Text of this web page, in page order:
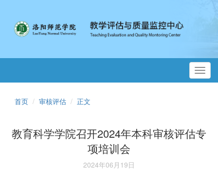
首页 审核评估 正文
教育科学学院召开2024年本科审核评估专
项培训会
2024年06月19日